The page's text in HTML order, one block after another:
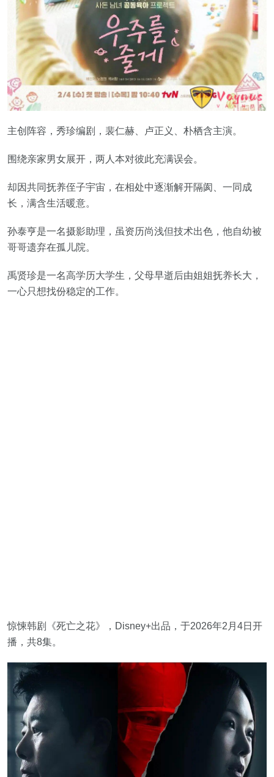
主创阵容，秀珍编剧，裴仁赫、卢正义、朴栖含主演。
围绕亲家男女展开，两人本对彼此充满误会。
却因共同抚养侄子宇宙，在相处中逐渐解开隔阂、一同成
长，满含生活暖意。
孙泰亨是一名摄影助理，虽资历尚浅但技术出色，他自幼被
哥哥遗弃在孤儿院。
禹贤珍是一名高学历大学生，父母早逝后由姐姐抚养长大，
一心只想找份稳定的工作。
惊悚韩剧《死亡之花》，Disney+出品，于2026年2月4日开
播，共8集。